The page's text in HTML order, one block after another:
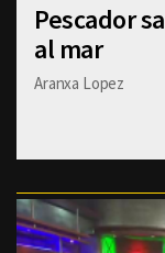
Pescador
al mar
Aranxa Lopez